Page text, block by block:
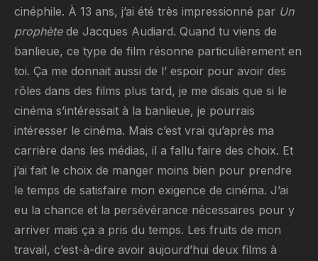
cinéphile. À 13 ans, j’ai été très impressionné par Un
prophète de Jacques Audiard. Quand tu viens de
banlieue, ce type de film résonne particulièrement en
toi. Ça me donnait aussi de l’ espoir pour avoir des
rôles dans des films plus tard, je me disais que si le
cinéma s’intéressait à la banlieue, je pourrais
intéresser le cinéma. Mais c’est vrai qu’après ma
carrière dans les médias, il a fallu faire des choix. Et
j’ai fait le choix de manger moins bien pour prendre
le temps de satisfaire mon exigence de cinéma. J’ai
eu la chance et la persévérance nécessaires pour y
arriver mais ça a pris du temps. Les fruits de mon
travail, c’est-à-dire avoir aujourd’hui deux films à